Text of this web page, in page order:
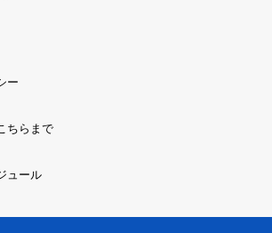
ー
ちらまで
ュール